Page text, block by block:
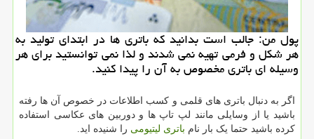
پول من: جالب است بدانید كه باتری ها در ابتدای تولید به
هر شكل و فرمی تهیه نمی شدند و لذا نمی توانستید برای هر
وسیله ای باتری مخصوص به آن را پیدا كنید.
اگر به دنبال باتری های قلمی و کسب اطلاعات در خصوص آن ها رفته
باشید یا از وسایلی مانند لپ تاپ ها و دوربین های عکاسی استفاده
کرده باشید حتما یک بار نام باتری لیتیومی را شنیده اید.